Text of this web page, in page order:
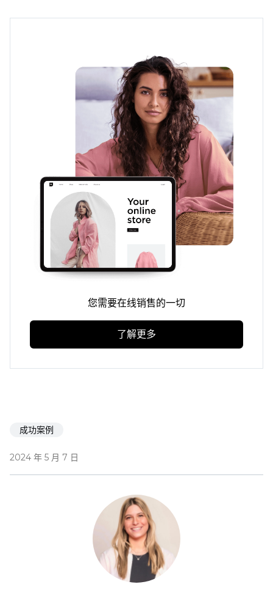
您需要在线销售的一切
了解更多
成功案例
2024 年 5 月 7 日